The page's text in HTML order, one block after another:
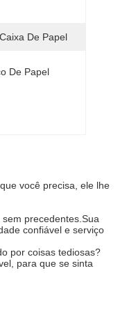
De Papel
De Papel
você precisa, ele lhe
precedentes.Sua
confiável e serviço
por coisas tediosas?
para que se sinta